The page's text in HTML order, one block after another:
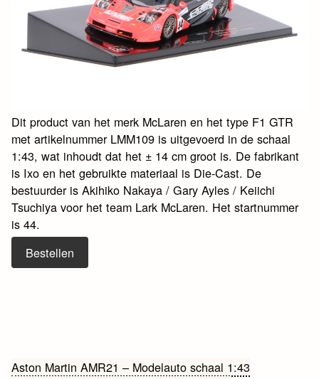
Dit product van het merk McLaren en het type F1 GTR
met artikelnummer LMM109 is uitgevoerd in de schaal
1:43, wat inhoudt dat het ± 14 cm groot is. De fabrikant
is Ixo en het gebruikte materiaal is Die-Cast. De
bestuurder is Akihiko Nakaya / Gary Ayles / Keiichi
Tsuchiya voor het team Lark McLaren. Het startnummer
is 44.
Bestellen
Bericht
Aston Martin AMR21 – Modelauto schaal 1:43